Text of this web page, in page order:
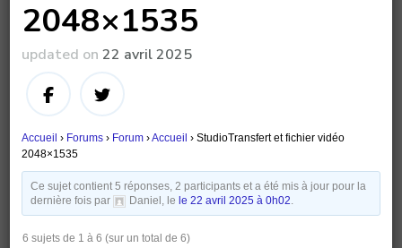
2048×1535
updated on 22 avril 2025
Accueil › Forums › Forum ›Accueil › StudioTransfert et fichier vidéo
2048×1535
Ce sujet contient 5 réponses, 2 participants et a été mis à jour pour la
dernière fois par
Daniel, lele 22 avril 2025 à 0h02
6 sujets de 1 à 6 (sur un total de 6)